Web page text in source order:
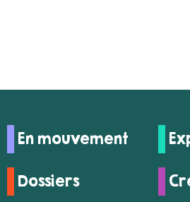
En mouvement
Dossiers